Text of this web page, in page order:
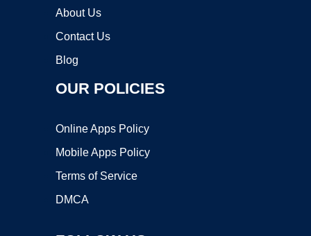
About Us
Contact Us
Blog
OUR POLICIES
Online Apps Policy
Mobile Apps Policy
Terms of Service
DMCA